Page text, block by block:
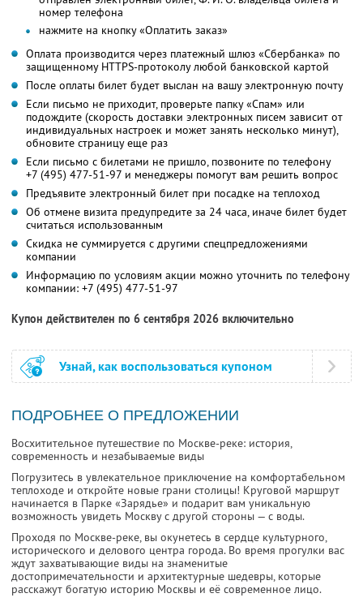
номер телефона
нажмите на кнопку «Оплатить заказ»
Оплата производится через платежный шлюз «Сбербанка» по
защищенному HTTPS-протоколу любой банковской картой
После оплаты билет будет выслан на вашу электронную почту
Если письмо не приходит, проверьте папку «Спам» или
подождите (скорость доставки электронных писем зависит от
индивидуальных настроек и может занять несколько минут),
обновите страницу еще раз
Если письмо с билетами не пришло, позвоните по телефону
+7 (495) 477-51-97 и менеджеры помогут вам решить вопрос
Предъявите электронный билет при посадке на теплоход
Об отмене визита предупредите за 24 часа, иначе билет будет
считаться использованным
Скидка не суммируется с другими спецпредложениями
компании
Информацию по условиям акции можно уточнить по телефону
компании: +7 (495) 477-51-97
Купон действителен по 6 сентября 2026 включительно
Узнай, как воспользоваться купоном
ПОДРОБНЕЕ О ПРЕДЛОЖЕНИИ
Восхитительное путешествие по Москве-реке: история,
современность и незабываемые виды
Погрузитесь в увлекательное приключение на комфортабельном
теплоходе и откройте новые грани столицы! Круговой маршрут
начинается в Парке «Зарядье» и подарит вам уникальную
возможность увидеть Москву с другой стороны — с воды.
Проходя по Москве-реке, вы окунетесь в сердце культурного,
исторического и делового центра города. Во время прогулки вас
ждут захватывающие виды на знаменитые
достопримечательности и архитектурные шедевры, которые
расскажут богатую историю Москвы и её современное лицо.